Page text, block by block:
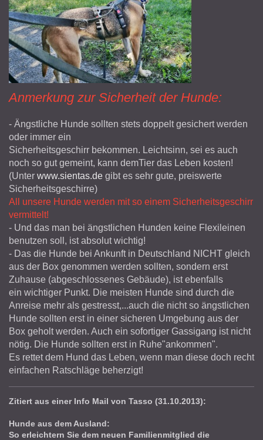
Anmerkung zur Sicherheit der Hunde:
- Ängstliche Hunde sollten stets doppelt gesichert werden
oder immer ein
Sicherheitsgeschirr bekommen. Leichtsinn, sei es auch
noch so gut gemeint, kann demTier das Leben kosten!
(Unter www.sientas.de gibt es sehr gute, preiswerte
Sicherheitsgeschirre)
All unsere Hunde werden mit so einem Sicherheitsgeschirr
vermittelt!
- Und das man bei ängstlichen Hunden keine Flexileinen
benutzen soll, ist absolutwichtig!
- Das die Hunde bei Ankunft in Deutschland NICHT gleich
aus der Box genommen werden sollten, sondern erst
Zuhause (abgeschlossenes Gebäude), ist ebenfalls
ein wichtiger Punkt. Die meisten Hunde sind durch die
Anreise mehr als gestresst,...auch die nicht so ängstlichen
Hunde sollten erst in einer sicheren Umgebung aus der
Box geholt werden. Auch ein sofortiger Gassigang ist nicht
nötig. Die Hunde sollten erst in Ruhe"ankommen".
Es rettet dem Hund das Leben, wenn man diese doch recht
einfachen Ratschläge beherzigt!
Zitiert aus einer Info Mail von Tasso (31.10.2013):
Hunde aus dem Ausland:
So erleichtern Sie dem neuen Familienmitglied die